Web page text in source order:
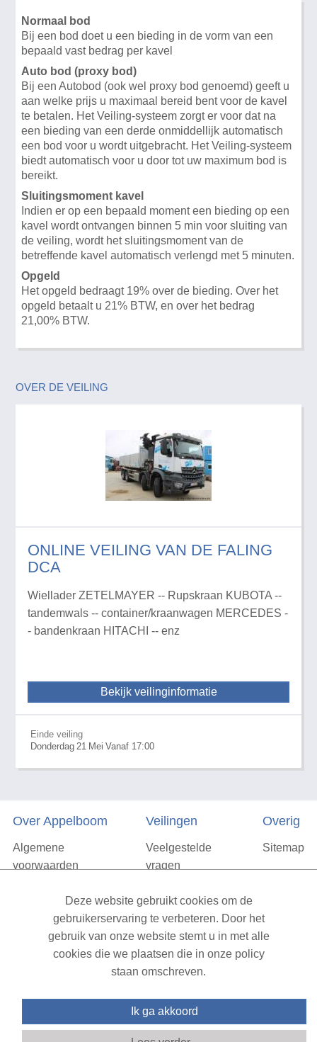
Normaal bod
Bij een bod doet u een bieding in de vorm van een
bepaald vast bedrag per kavel
Auto bod (proxy bod)
Bij een Autobod (ook wel proxy bod genoemd) geeft u
aan welke prijs u maximaal bereid bent voor de kavel
te betalen. Het Veiling-systeem zorgt er voor dat na
een bieding van een derde onmiddellijk automatisch
een bod voor u wordt uitgebracht. Het Veiling-systeem
biedt automatisch voor u door tot uw maximum bod is
bereikt.
Sluitingsmoment kavel
Indien er op een bepaald moment een bieding op een
kavel wordt ontvangen binnen 5 min voor sluiting van
de veiling, wordt het sluitingsmoment van de
betreffende kavel automatisch verlengd met 5 minuten.
Opgeld
Het opgeld bedraagt 19% over de bieding. Over het
opgeld betaalt u 21% BTW, en over het bedrag
21,00% BTW.
OVER DE VEILING
ONLINE VEILING VAN DE FALING
DCA
Wiellader ZETELMAYER -- Rupskraan KUBOTA --
tandemwals -- container/kraanwagen MERCEDES -
- bandenkraan HITACHI -- enz
Bekijk veilinginformatie
Einde veiling
Donderdag 21 Mei Vanaf 17:00
Over Appelboom
Algemene
voorwaarden
Vacatures
Contact
Veilingen
Veelgestelde
vragen
Overig
Sitemap
| All rights reserved v1.7.6 (NAD-WEB-1)
Deze website gebruikt cookies om de
gebruikerservaring te verbeteren. Door het
gebruik van onze website stemt u in met alle
cookies die we plaatsen die in onze policy
staan omschreven.
Ik ga akkoord